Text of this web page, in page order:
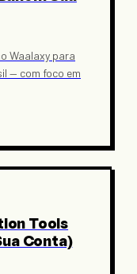
Waalaxy para
— com foco em
Tools
Conta)